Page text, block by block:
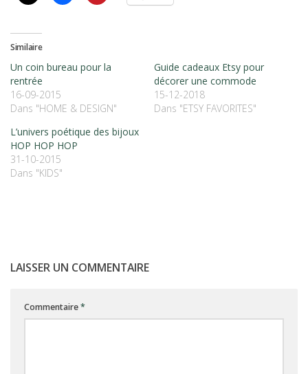
Similaire
Un coin bureau pour la
rentrée
16-09-2015
Dans "HOME & DESIGN"
Guide cadeaux Etsy pour
décorer une commode
15-12-2018
Dans "ETSY FAVORITES"
L’univers poétique des bijoux
HOP HOP HOP
31-10-2015
Dans "KIDS"
LAISSER UN COMMENTAIRE
Commentaire*